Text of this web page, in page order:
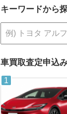
キーワードから
車買取査定申込